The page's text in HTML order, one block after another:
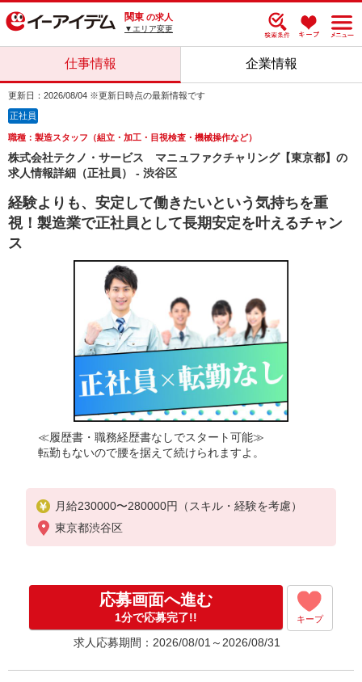
関東 の求人
▼エリア変更
仕事情報 企業情報
更新日：2026/08/04 ※更新日時点の最新情報です
正社員
職種：製造スタッフ（組立・加工・目視検査・機械操作など）
株式会社テクノ・サービス マニュファクチャリング【東京都】の
求人情報詳細（正社員） - 渋谷区
経験よりも、安定して働きたいという気持ちを重
視！製造業で正社員として長期安定を叶えるチャン
ス
≪履歴書・職務経歴書なしでスタート可能≫
転勤もないので腰を据えて続けられますよ。
月給230000〜280000円（スキル・経験を考慮）
東京都渋谷区
応募画面へ進む
1分で応募完了!! キープ
求人応募期間：2026/08/01～2026/08/31